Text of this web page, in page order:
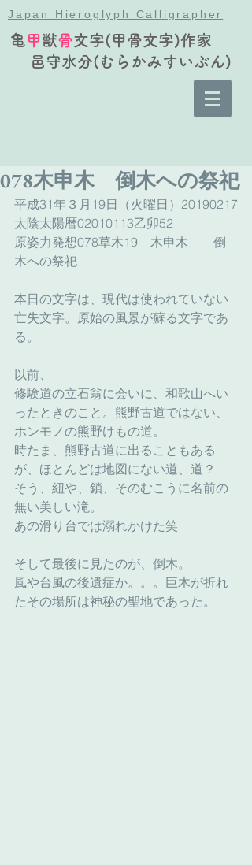
Japan Hieroglyph Calligrapher
亀甲獣骨文字(甲骨文字)作家
邑守水分(むらかみすいぶん)
078木申木 倒木への祭祀
平成31年３月19日（火曜日）20190217
太陰太陽暦02010113乙卯52
原姿力発想078草木19　木申木　　倒
木への祭祀
本日の文字は、現代は使われていない
亡失文字。原始の風景が蘇る文字であ
る。
以前、
修験道の立石翁に会いに、和歌山へい
ったときのこと。熊野古道ではない、
ホンモノの熊野けもの道。
時たま、熊野古道に出ることもある
が、ほとんどは地図にない道、道？
そう、紐や、鎖、そのむこうに名前の
無い美しい滝。
あの滑り台では溺れかけた笑
そして最後に見たのが、倒木。
風や台風の後遺症か。。。巨木が折れ
たその場所は神秘の聖地であった。